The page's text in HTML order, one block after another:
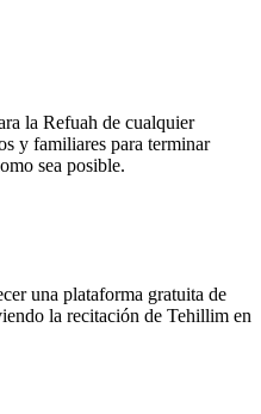
la Refuah de cualquier
y familiares para terminar
sea posible.
una plataforma gratuita de
la recitación de Tehillim en